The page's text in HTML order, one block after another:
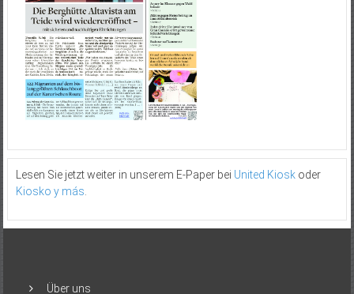
Lesen Sie jetzt weiter in unserem E-Paper bei United Kioskoder
Kiosko y más.
Über uns